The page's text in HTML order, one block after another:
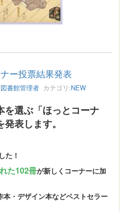
ー投票結果発表
図書館管理者 カテゴリ:NEW
を選ぶ「ほっとコーナ
表します。
た！
た102冊が新しくコーナーに加
・デザイン本などベストセラー